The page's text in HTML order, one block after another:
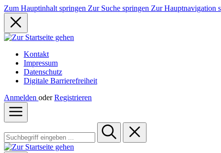
Zum Hauptinhalt springen Zur Suche springen Zur Hauptnavigation
Kontakt
Impressum
Datenschutz
Digitale Barrierefreiheit
Anmelden oder Registrieren